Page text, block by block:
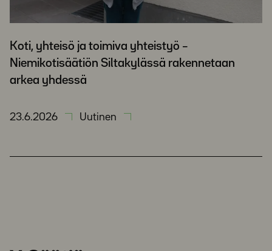
Koti, yhteisö ja toimiva yhteistyö –
Niemikotisäätiön Siltakylässä rakennetaan
arkea yhdessä
23.6.2026 Uutinen